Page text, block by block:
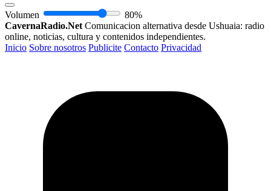
Volumen
80%
CavernaRadio.Net Comunicacion alternativa desde Ushuaia: radio
online, noticias, cultura y contenidos independientes.
Inicio Sobre nosotros Publicite Contacto Privacidad